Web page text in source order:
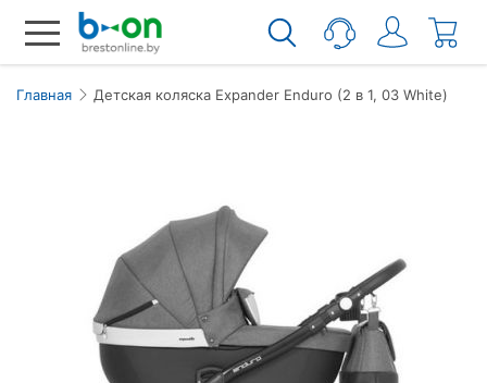
Главная Детская коляска Expander Enduro (2 в 1, 03 White)